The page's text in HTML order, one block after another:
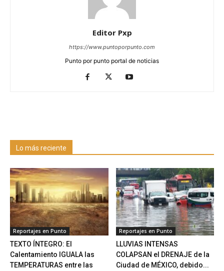
Editor Pxp
https://www.puntoporpunto.com
Punto por punto portal de noticias
Lo más reciente
Reportajes en Punto
TEXTO ÍNTEGRO: El
Calentamiento IGUALA las
TEMPERATURAS entre las
Reportajes en Punto
LLUVIAS INTENSAS
COLAPSAN el DRENAJE de la
Ciudad de MÉXICO, debido...